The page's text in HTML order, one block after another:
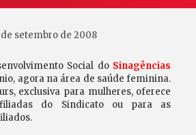
de setembro de 2008
Social do Sinagências
agora na área de saúde feminina.
exclusiva para mulheres, oferece
do Sindicato ou para as